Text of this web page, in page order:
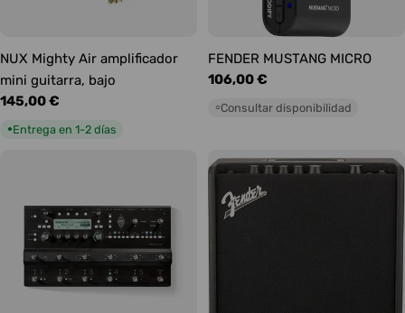
NUX Mighty Air amplificador
mini guitarra, bajo
Precio
145,00 €
●Entrega en 1-2 días
FENDER MUSTANG MICRO
Precio
106,00 €
○Consultar disponibilidad